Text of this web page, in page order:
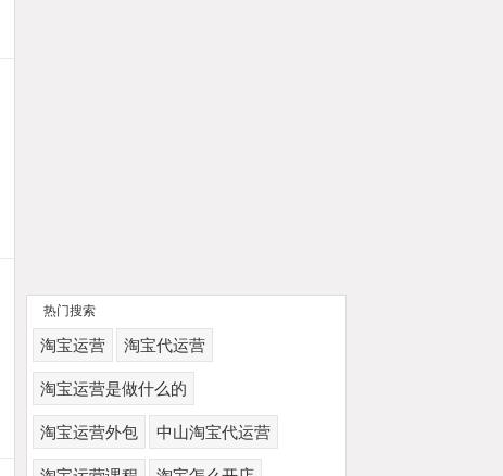
热门搜索
淘宝运营 淘宝代运营
淘宝运营是做什么的
淘宝运营外包 中山淘宝代运营